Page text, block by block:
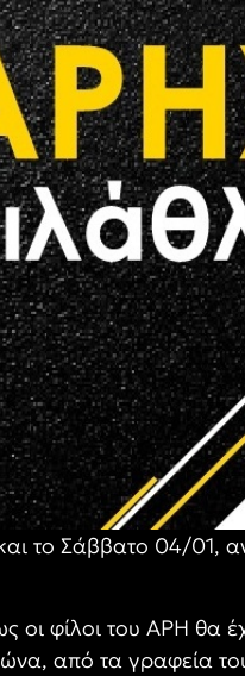
το Σάββατο 04/01,
οι φίλοι του ΑΡΗ θα
από τα γραφεία